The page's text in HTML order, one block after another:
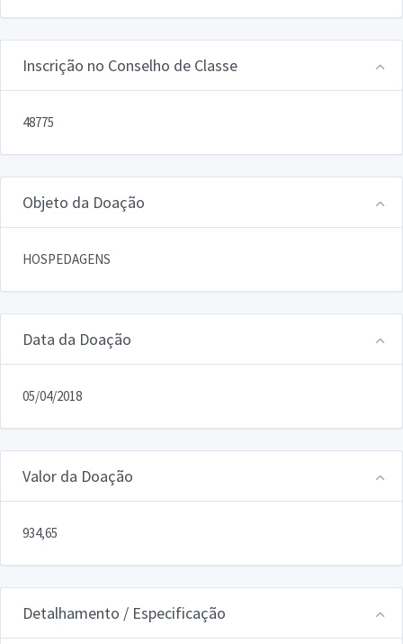
Inscrição no Conselho de Classe
48775
Objeto da Doação
HOSPEDAGENS
Data da Doação
05/04/2018
Valor da Doação
934,65
Detalhamento / Especificação